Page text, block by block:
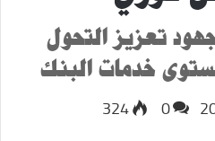
تعزيز التحول
خدمات البنك
0
324